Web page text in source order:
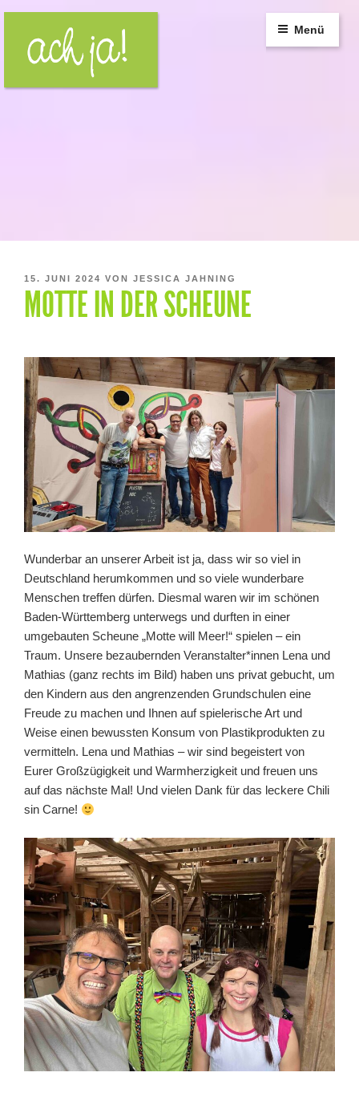
springen
Menü
VERÖFFENTLICHT
AM
15. JUNI 2024 VON JESSICA JAHNING
MOTTE IN DER SCHEUNE
Wunderbar an unserer Arbeit ist ja, dass wir so viel in
Deutschland herumkommen und so viele wunderbare
Menschen treffen dürfen. Diesmal waren wir im schönen
Baden-Württemberg unterwegs und durften in einer
umgebauten Scheune „Motte will Meer!“ spielen – ein
Traum. Unsere bezaubernden Veranstalter*innen Lena und
Mathias (ganz rechts im Bild) haben uns privat gebucht, um
den Kindern aus den angrenzenden Grundschulen eine
Freude zu machen und Ihnen auf spielerische Art und
Weise einen bewussten Konsum von Plastikprodukten zu
vermitteln. Lena und Mathias – wir sind begeistert von
Eurer Großzügigkeit und Warmherzigkeit und freuen uns
auf das nächste Mal! Und vielen Dank für das leckere Chili
sin Carne!